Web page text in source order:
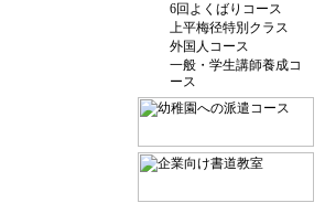
6回よくばりコース
上平梅径特別クラス
外国人コース
一般・学生講師養成コ
ース